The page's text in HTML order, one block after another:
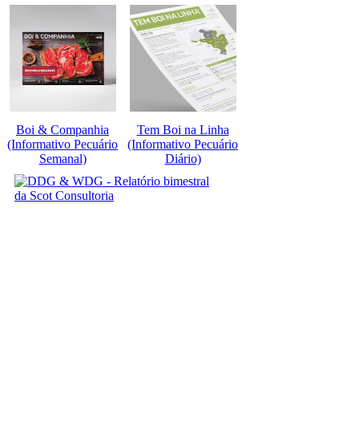
Boi & Companhia
(Informativo Pecuário
Semanal)
Tem Boi na Linha
(Informativo Pecuário
Diário)